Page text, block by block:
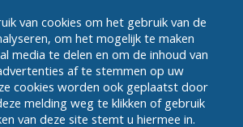
van cookies om het gebruik van de
om het mogelijk te maken
media te delen en om de inhoud van
af te stemmen op uw
cookies worden ook geplaatst door
melding weg te klikken of gebruik
van deze site stemt u hiermee in.